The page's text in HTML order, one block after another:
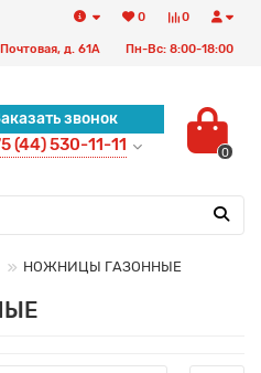
0
0
д. 61А Пн-Вс: 8:00-18:00
звонок
(44) 530-11-11 0
НОЖНИЦЫ ГАЗОННЫЕ